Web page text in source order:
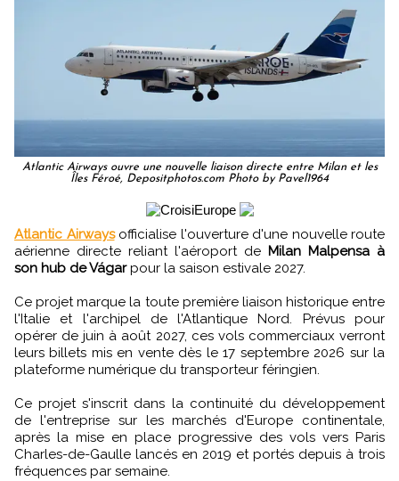
Atlantic Airways ouvre une nouvelle liaison directe entre Milan et les
Îles Féroé, Depositphotos.com Photo by Pavel1964
Atlantic Airwaysofficialise l'ouverture d'une nouvelle route
aérienne directe reliant l'aéroport de Milan Malpensa à
son hub de Vágarpour la saison estivale 2027.
Ce projet marque la toute première liaison historique entre
l'Italie et l'archipel de l'Atlantique Nord. Prévus pour
opérer de juin à août 2027, ces vols commerciaux verront
leurs billets mis en vente dès le 17 septembre 2026 sur la
plateforme numérique du transporteur féringien.
Ce projet s'inscrit dans la continuité du développement
de l'entreprise sur les marchés d'Europe continentale,
après la mise en place progressive des vols vers Paris
Charles-de-Gaulle lancés en 2019 et portés depuis à trois
fréquences par semaine.